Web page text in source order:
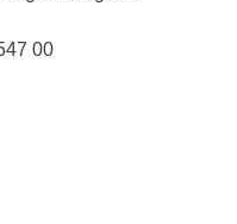
00